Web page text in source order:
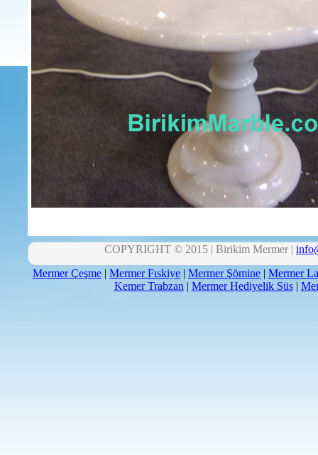
COPYRIGHT © 2015 | Birikim Mermer |
Mermer Çeşme | Mermer Fıskiye | Mermer Şömine | Mermer
Kemer Trabzan | Mermer Hediyelik Süs|